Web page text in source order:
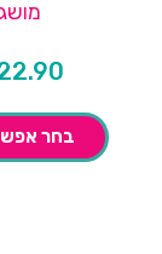
מושג
בחר